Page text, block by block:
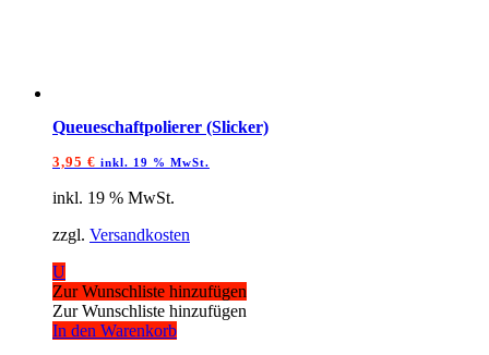
Queueschaftpolierer (Slicker)
3,95 € inkl. 19 % MwSt.
inkl. 19 % MwSt.
zzgl. Versandkosten
U
Zur Wunschliste hinzufügen
Zur Wunschliste hinzufügen
In den Warenkorb